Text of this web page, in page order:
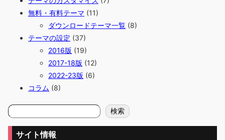
無料・有料テーマ (11)
ダウンロードテーマ一覧 (8)
テーマの設定 (37)
2016版 (19)
2017-18版 (12)
2022-23版 (6)
コラム (8)
検
索
検索
サイト情報